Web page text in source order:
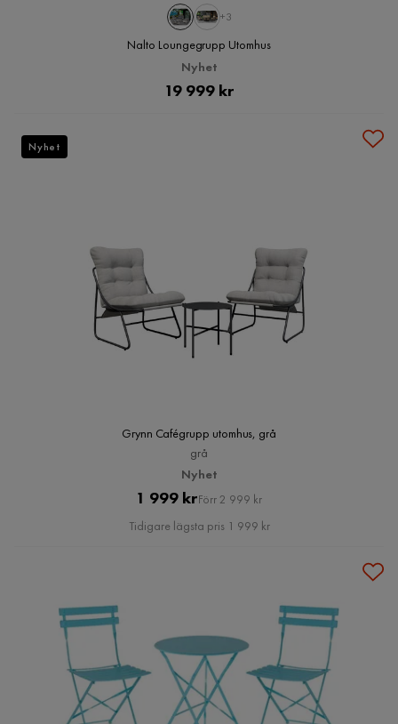
+3
Nalto Loungegrupp Utomhus
Nyhet
Pris
19 999 kr
Grynn Cafégrupp utomhus, grå
grå
Nyhet
Pris
1 999 krOriginal
Pris
Förr 2 999 kr
Tidigare lägsta pris 1 999 kr
Nyhet